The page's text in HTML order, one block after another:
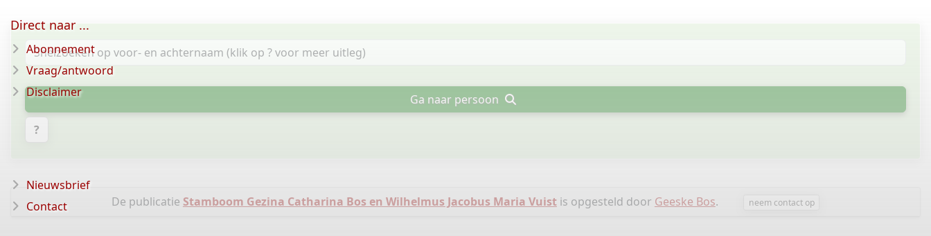
Ga naar persoon
?
De publicatie Stamboom Gezina Catharina Bos en Wilhelmus Jacobus Maria Vuistis opgesteld door Geeske Bos. neem contact op
Direct naar ...
Abonnement
Vraag/antwoord
Disclaimer
Nieuwsbrief
Contact